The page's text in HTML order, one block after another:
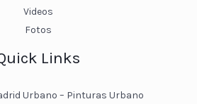
Videos
Fotos
Links
Urbano – Pinturas Urbano